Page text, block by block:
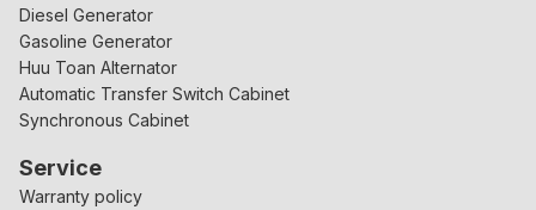
Diesel Generator
Gasoline Generator
Huu Toan Alternator
Automatic Transfer Switch Cabinet
Synchronous Cabinet
Service
Warranty policy